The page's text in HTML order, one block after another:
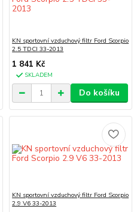
KN sportovní vzduchový filtr Ford Scorpio
2.5 TDCI 33-2013
1 841 Kč
SKLADEM
Do košíku
KN sportovní vzduchový filtr Ford Scorpio
2.9 V6 33-2013